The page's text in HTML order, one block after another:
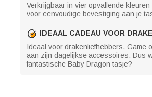
Verkrijgbaar in vier opvallende
voor eenvoudige bevestiging aan je
IDEAAL CADEAU VOOR
Ideaal voor drakenliefhebbers, Game
aan zijn dagelijkse accessoires. Dus
fantastische Baby Dragon tasje?